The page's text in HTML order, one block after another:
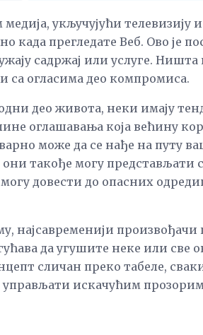
медија, укључујући
када прегледате Веб. Ово је
садржај или услуге.
са огласима део компромиса.
део живота, неки имају
оглашавања која већину
може да се нађе на путу
такође могу представљати
довести до опасних
најсавременији
да угушите неке или све
сличан преко табеле,
искачућим